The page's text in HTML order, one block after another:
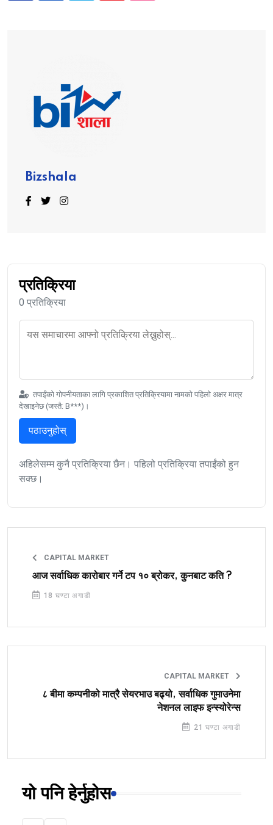
Bizshala
प्रतिक्रिया
0 प्रतिक्रिया
तपाईंको गोपनीयताका लागि प्रकाशित प्रतिक्रियामा नामको पहिलो अक्षर मात्र
देखाइनेछ (जस्तै: B***)।
पठाउनुहोस्
अहिलेसम्म कुनै प्रतिक्रिया छैन। पहिलो प्रतिक्रिया तपाईंको हुन
सक्छ।
CAPITAL MARKET
आज सर्वाधिक कारोबार गर्ने टप १० ब्रोकर, कुनबाट कति ?
18 घण्टा अगाडी
CAPITAL MARKET
८ बीमा कम्पनीको मात्रै सेयरभाउ बढ्यो, सर्वाधिक गुमाउनेमा
नेशनल लाइफ इन्स्योरेन्स
21 घण्टा अगाडी
यो पनि हेर्नुहोस